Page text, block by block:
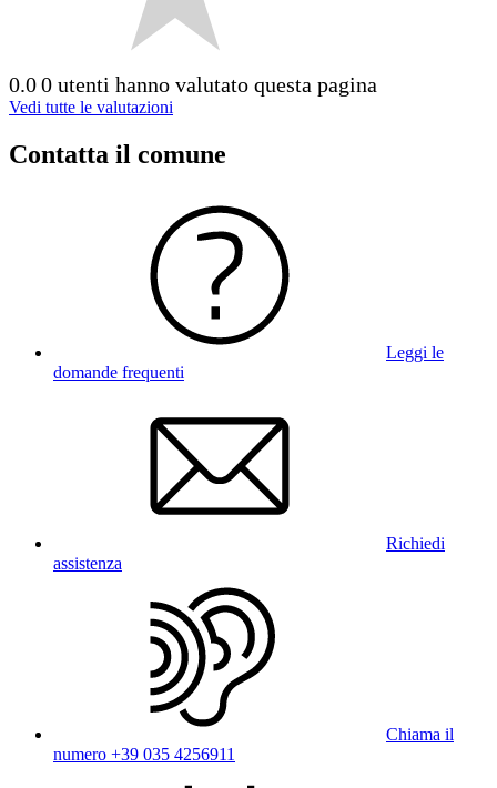
0.00 utenti hanno valutato questa pagina
Vedi tutte le valutazioni
Contatta il comune
Leggi le
domande frequenti
Richiedi
assistenza
Chiama il
numero +39 035 4256911